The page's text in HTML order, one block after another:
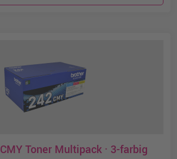
Toner Multipack · 3-farbig